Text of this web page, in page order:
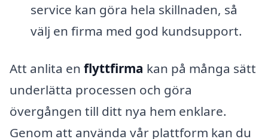
service kan göra hela skillnaden, så
välj en firma med god kundsupport.
Att anlita en flyttfirma kan på många sätt
underlätta processen och göra
övergången till ditt nya hem enklare.
Genom att använda vår plattform kan du